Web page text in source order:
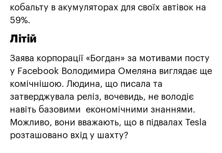
кобальту в акумуляторах для своїх автівок на
59%.
Літій
Заява корпорації «Богдан» за мотивами посту
у Facebook Володимира Омеляна виглядає ще
комічнішою. Людина, що писала та
затверджувала реліз, вочевидь, не володіє
навіть базовими економічними знаннями.
Можливо, вони вважають, що в підвалах Tesla
розташовано вхід у шахту?